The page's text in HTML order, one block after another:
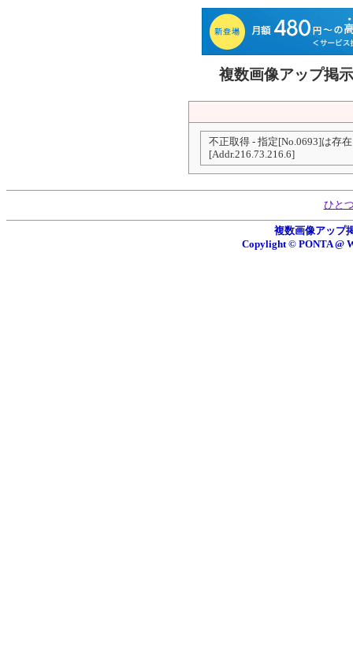
複数画像アップ掲
不正取得 - 指定[No.0693]は存
[Addr.216.73.216.6]
ひと
複数画像アップ
Copylight © PONTA @